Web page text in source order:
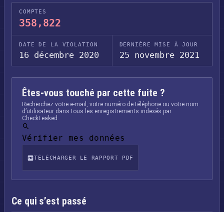
COMPTES
358,822
DATE DE LA VIOLATION
16 décembre 2020
DERNIÈRE MISE À JOUR
25 novembre 2021
Êtes-vous touché par cette fuite ?
Recherchez votre e-mail, votre numéro de téléphone ou votre nom
d’utilisateur dans tous les enregistrements indexés par
CheckLeaked.
Vérifier mes données
TÉLÉCHARGER LE RAPPORT PDF
Ce qui s’est passé